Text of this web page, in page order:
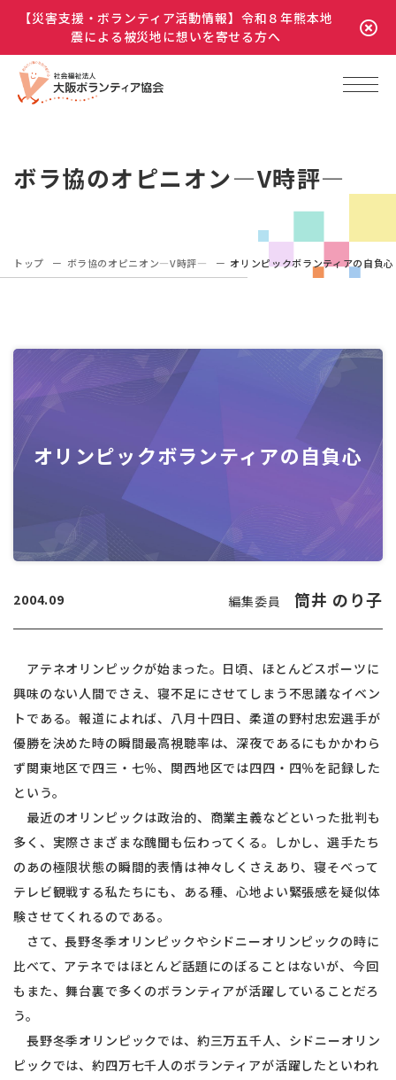
【災害支援・ボランティア活動情報】令和８年熊本地
震による被災地に想いを寄せる方へ
ボラ協のオピニオン―V時評―
トップ ボラ協のオピニオン―V時評― オリンピックボランティアの自負心
オリンピックボランティアの自負心
2004.09 編集委員 筒井 のり子
アテネオリンピックが始まった。日頃、ほとんどスポーツに
興味のない人間でさえ、寝不足にさせてしまう不思議なイベン
トである。報道によれば、八月十四日、柔道の野村忠宏選手が
優勝を決めた時の瞬間最高視聴率は、深夜であるにもかかわら
ず関東地区で四三・七％、関西地区では四四・四％を記録した
という。
最近のオリンピックは政治的、商業主義などといった批判も
多く、実際さまざまな醜聞も伝わってくる。しかし、選手たち
のあの極限状態の瞬間的表情は神々しくさえあり、寝そべって
テレビ観戦する私たちにも、ある種、心地よい緊張感を疑似体
験させてくれるのである。
さて、長野冬季オリンピックやシドニーオリンピックの時に
比べて、アテネではほとんど話題にのぼることはないが、今回
もまた、舞台裏で多くのボランティアが活躍していることだろ
う。
長野冬季オリンピックでは、約三万五千人、シドニーオリン
ピックでは、約四万七千人のボランティアが活躍したといわれ